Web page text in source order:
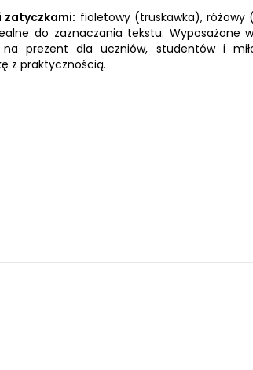
zatyczkami: fioletowy (truskawka), różowy
do zaznaczania tekstu. Wyposażone
prezent dla uczniów, studentów i
z praktycznością.